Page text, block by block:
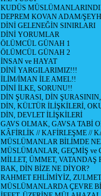
KUDÜS
DEPREM KOVAN ADAM/ŞEYH
DİNİ GELENEĞİN SINIRLARI
DİNİ YORUMLAR
ÖLÜMCÜL GÜNAH 1
ÖLÜMCÜL GÜNAH 2
İNSAN ve HAYAT
DİNİ YARGILARIMIZ!!!
İLİM/İMAN İLE AMEL!!
DİNİ İLKE, SORUNU!!
DİN ŞURASI, DİN
DİN, KÜLTÜR İLİŞKİLERİ,
DİN, DEVLET İLİŞKİLERİ
GAVS OLMAK, GAVSA TABİ
KÂFİRLİK // KAFİRLEŞME //
MÜSLÜMANLAR BİLİMDE
MÜSLÜMANLAR, GEÇMİŞ ve
MİLLET, ÜMMET, VATANDAŞ
BAK, DİN BİZE NE DİYOR?
RAHMET EHLİMİYİZ,
MÜSLÜMANLARDA ÇEVRE